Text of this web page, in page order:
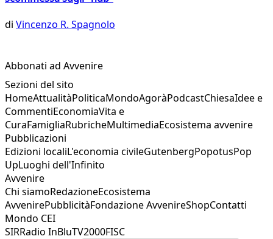
di Vincenzo R. Spagnolo
Abbonati ad Avvenire
Sezioni del sito
HomeAttualitàPoliticaMondoAgoràPodcastChiesaIdee e
CommentiEconomiaVita e
CuraFamigliaRubricheMultimediaEcosistema avvenire
Pubblicazioni
Edizioni localiL'economia civileGutenbergPopotusPop
UpLuoghi dell'Infinito
Avvenire
Chi siamoRedazioneEcosistema
AvvenirePubblicitàFondazione AvvenireShopContatti
Mondo CEI
SIRRadio InBluTV2000FISC